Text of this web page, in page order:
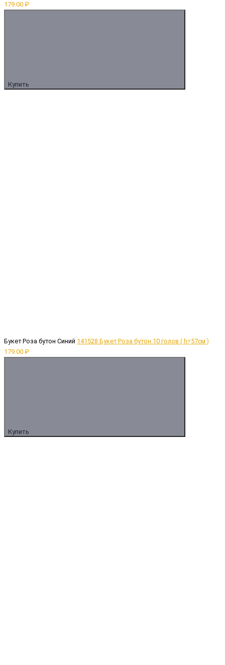
179.00 ₽
Купить
Букет Роза бутон Синий 141528 Букет Роза бутон 10 голов ( h=57см )
179.00 ₽
Купить